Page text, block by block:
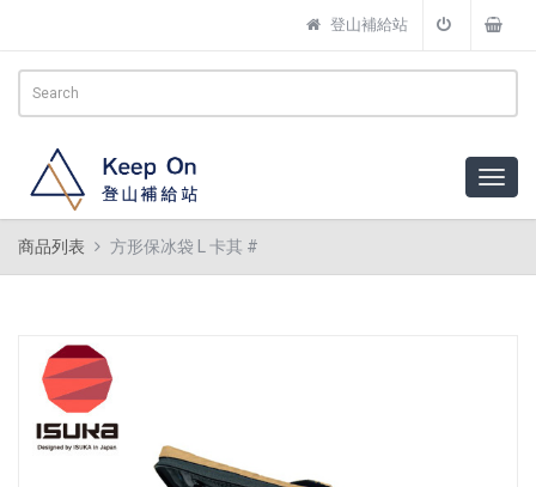
登山補給站
商品列表 方形保冰袋 L 卡其 #